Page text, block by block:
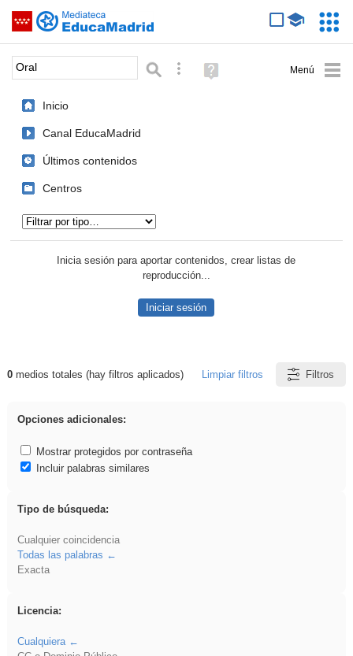
Saltar navegación
Palabra o frase: Búsqueda avanzada
Ayuda
(en
Inicio
Canal EducaMadrid
Últimos contenidos
Centros
Inicia sesión para aportar contenidos, crear listas de
reproducción...
Iniciar sesión
Resultados de: Oral
0medios totales (hay filtros aplicados) Limpiar filtros Filtros
Opciones adicionales:
Mostrar protegidos por contraseña
Incluir palabras similares
Tipo de búsqueda:
Cualquier coincidencia
Todas las palabras
Exacta
Licencia:
Cualquiera